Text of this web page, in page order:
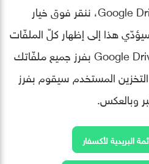
في صفحة الرئيسيّة من Google Drive، ننقر فوق خيار
هذا إلى إظهار كلّ الملفّات
الموجودة لدينا، وسيقوم Google Drive بفرز جميع ملفّاتك
المستخدم سيقوم بفرز
وبالعكس.
البريدية لأكسفار